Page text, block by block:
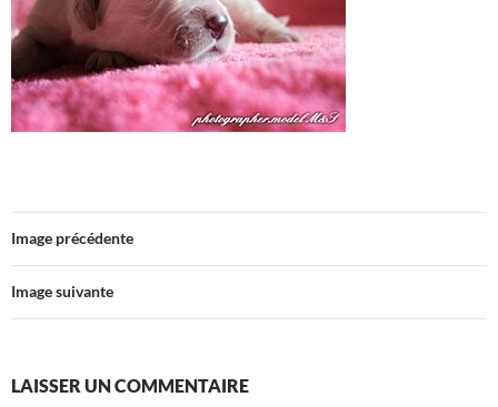
Image précédente
Image suivante
LAISSER UN COMMENTAIRE